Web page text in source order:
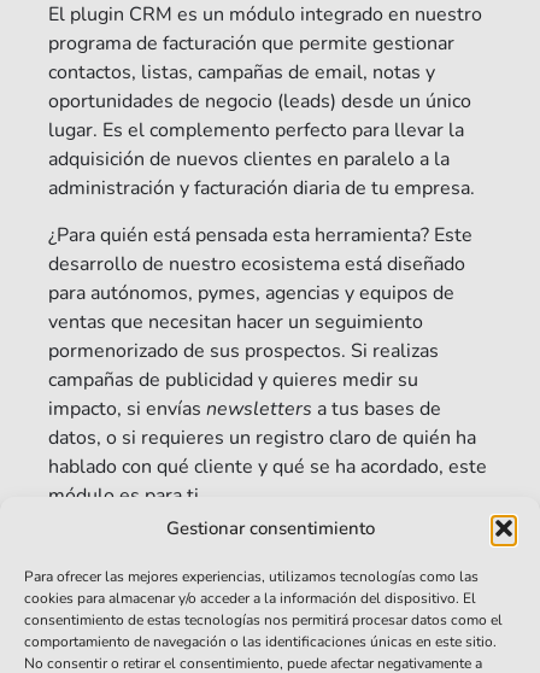
Gestionar consentimiento
Para ofrecer las mejores experiencias, utilizamos tecnologías como las
cookies para almacenar y/o acceder a la información del dispositivo. El
consentimiento de estas tecnologías nos permitirá procesar datos como el
comportamiento de navegación o las identificaciones únicas en este sitio.
No consentir o retirar el consentimiento, puede afectar negativamente a
El plugin CRM es un módulo integrado en nuestro
programa de facturación que permite gestionar
contactos, listas, campañas de email, notas y
oportunidades de negocio (leads) desde un único
lugar. Es el complemento perfecto para llevar la
adquisición de nuevos clientes en paralelo a la
administración y facturación diaria de tu empresa.
¿Para quién está pensada esta herramienta? Este
desarrollo de nuestro ecosistema está diseñado
para autónomos, pymes, agencias y equipos de
ventas que necesitan hacer un seguimiento
pormenorizado de sus prospectos. Si realizas
campañas de publicidad y quieres medir su
impacto, si envías newsletters a tus bases de
datos, o si requieres un registro claro de quién ha
hablado con qué cliente y qué se ha acordado, este
módulo es para ti.
Características Principales Del
Plugin CRM
¿Cómo Funciona El Plugin CRM?